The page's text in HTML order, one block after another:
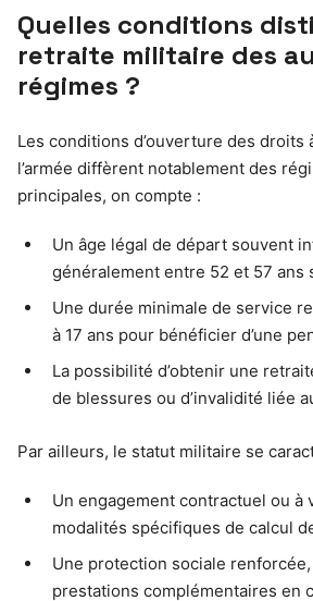
Quelles conditions
retraite militaire des
régimes ?
Les conditions d’ouverture des droits
l’armée diffèrent notablement des
principales, on compte :
Un âge légal de départ souvent
généralement entre 52 et 57 ans
Une durée minimale de service
à 17 ans pour bénéficier d’une
La possibilité d’obtenir une
de blessures ou d’invalidité liée
Par ailleurs, le statut militaire se
Un engagement contractuel ou à
modalités spécifiques de calcul
Une protection sociale
prestations complémentaires en